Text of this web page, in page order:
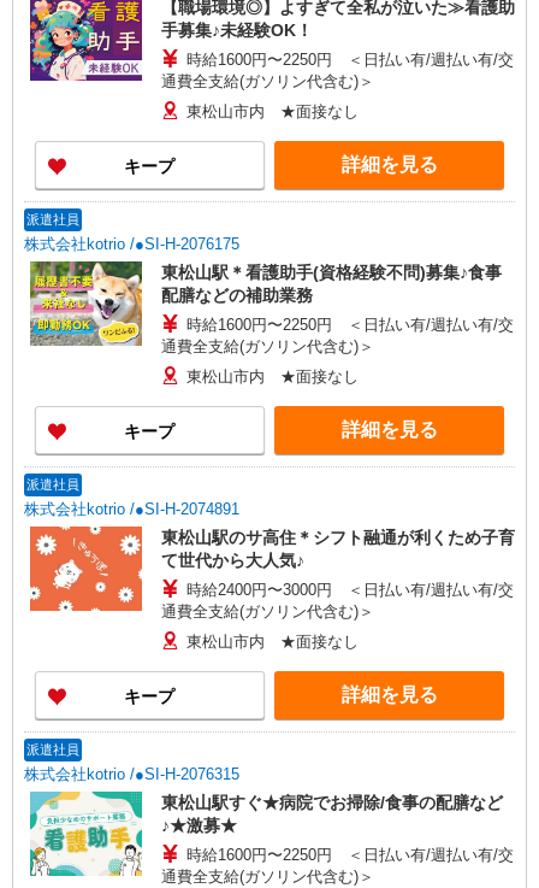
【職場環境◎】よすぎて全私が泣いた≫看護助
手募集♪未経験OK！
時給1600円〜2250円 ＜日払い有/週払い有/交
通費全支給(ガソリン代含む)＞
東松山市内 ★面接なし
キープ 詳細を見る
派遣社員
株式会社kotrio /●SI-H-2076175
東松山駅＊看護助手(資格経験不問)募集♪食事
配膳などの補助業務
時給1600円〜2250円 ＜日払い有/週払い有/交
通費全支給(ガソリン代含む)＞
東松山市内 ★面接なし
キープ 詳細を見る
派遣社員
株式会社kotrio /●SI-H-2074891
東松山駅のサ高住＊シフト融通が利くため子育
て世代から大人気♪
時給2400円〜3000円 ＜日払い有/週払い有/交
通費全支給(ガソリン代含む)＞
東松山市内 ★面接なし
キープ 詳細を見る
派遣社員
株式会社kotrio /●SI-H-2076315
東松山駅すぐ★病院でお掃除/食事の配膳など
♪★激募★
時給1600円〜2250円 ＜日払い有/週払い有/交
通費全支給(ガソリン代含む)＞